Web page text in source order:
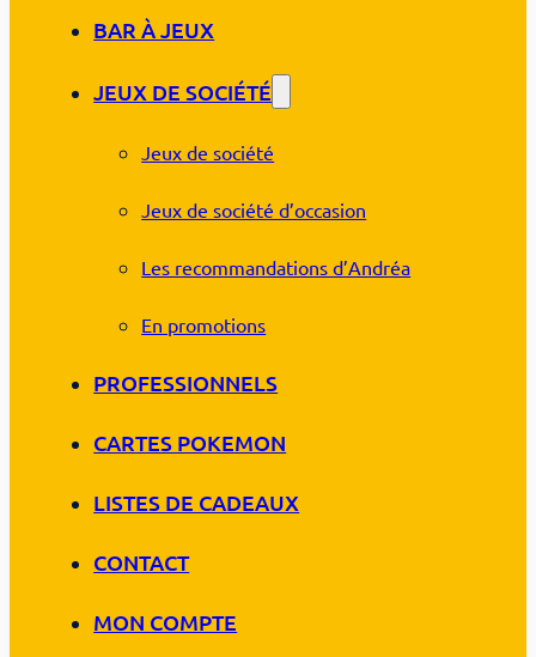
BAR À JEUX
JEUX DE SOCIÉTÉ
Jeux de société
Jeux de société d’occasion
Les recommandations d’Andréa
En promotions
PROFESSIONNELS
CARTES POKEMON
LISTES DE CADEAUX
CONTACT
MON COMPTE